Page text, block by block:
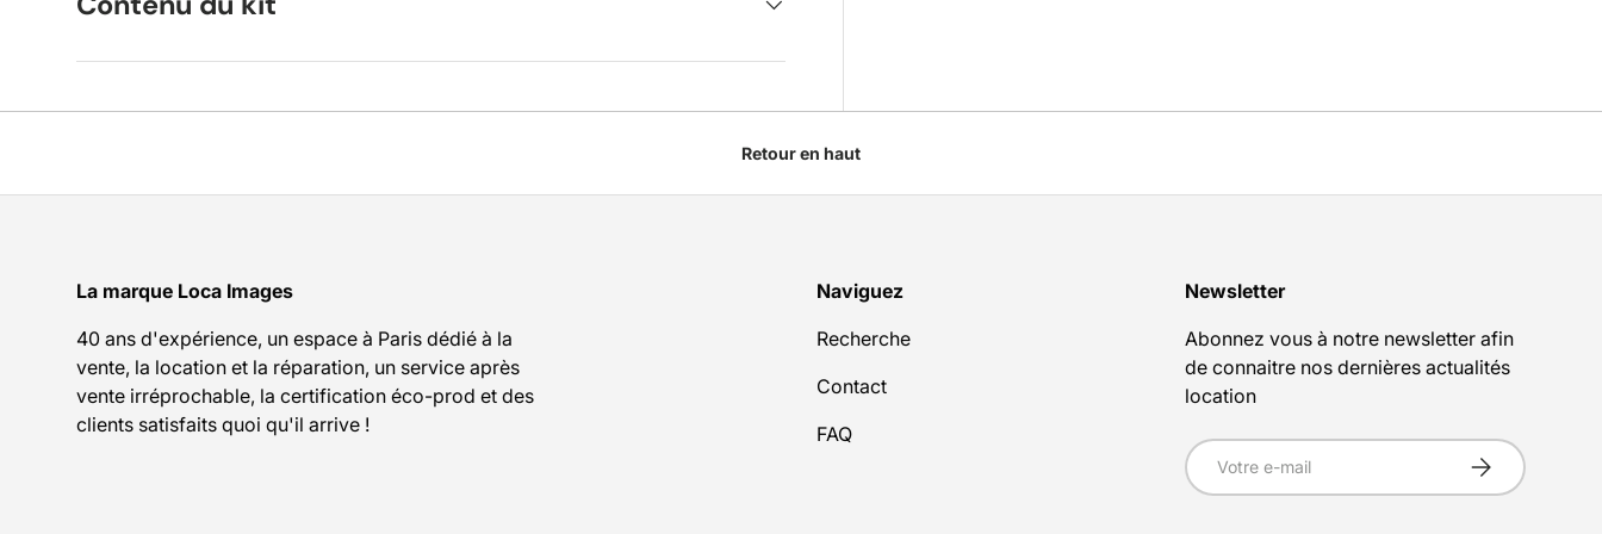
Retour en haut
La marque Loca Images
40 ans d'expérience, un espace à Paris dédié à la
vente, la location et la réparation, un service après
vente irréprochable, la certification éco-prod et des
clients satisfaits quoi qu'il arrive !
Naviguez
Recherche
Contact
FAQ
Newsletter
Abonnez vous à notre newsletter afin
de connaitre nos dernières actualités
location
E-mail S’inscrire